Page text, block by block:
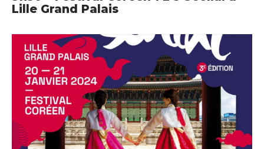
Lille Grand Palais